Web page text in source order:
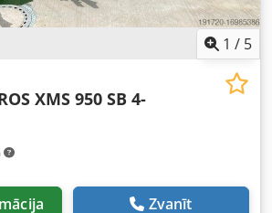
1 / 5
XMS 950 SB 4-
Zvanīt